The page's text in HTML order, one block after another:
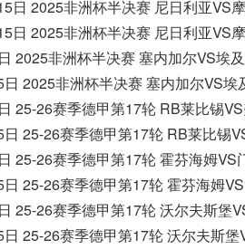
日 2025非洲杯半决赛 尼日利亚VS
日 2025非洲杯半决赛 尼日利亚VS
2025非洲杯半决赛 塞内加尔VS埃
2025非洲杯半决赛 塞内加尔VS埃
25-26赛季德甲第17轮 RB莱比锡
25-26赛季德甲第17轮 RB莱比锡
25-26赛季德甲第17轮 霍芬海姆VS
25-26赛季德甲第17轮 霍芬海姆
25-26赛季德甲第17轮 沃尔夫斯堡
25-26赛季德甲第17轮 沃尔夫斯堡